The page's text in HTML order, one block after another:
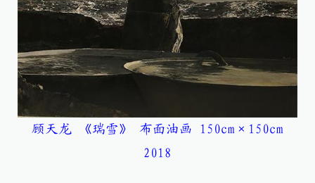
顾天龙 《瑞雪》 布面油画 150cm×150cm
2018